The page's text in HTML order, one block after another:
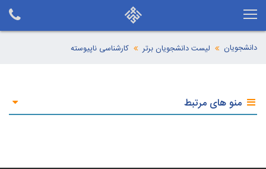
دانشجویان لیست دانشجویان برتر کارشناسی ناپیوسته
منو های مرتبط